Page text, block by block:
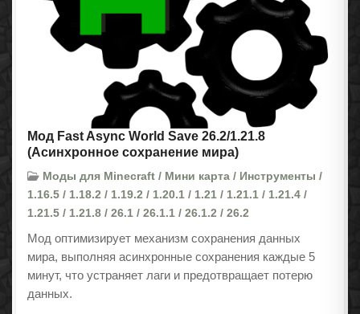
Мод Fast Async World Save 26.2/1.21.8
(Асинхронное сохранение мира)
Моды для Minecraft / Мини карта / Инструменты /
1.16.5 / 1.18.2 / 1.19.2 / 1.20.1 / 1.21 / 1.21.1 / 1.21.4 /
1.21.5 / 1.21.8 / 26.1 / 26.1.1 / 26.1.2 / 26.2
Мод оптимизирует механизм сохранения данных
мира, выполняя асинхронные сохранения каждые 5
минут, что устраняет лаги и предотвращает потерю
данных.